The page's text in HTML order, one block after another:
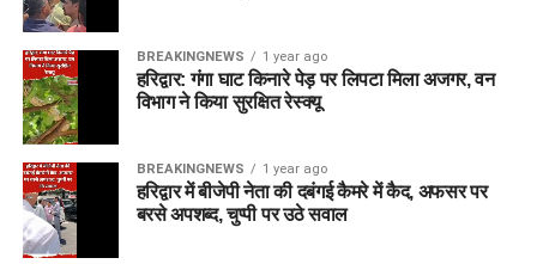
BREAKINGNEWS 1 year ago
हरिद्वार: गंगा घाट किनारे पेड़ पर लिपटा मिला अजगर, वन
विभाग ने किया सुरक्षित रेस्क्यू
BREAKINGNEWS 1 year ago
हरिद्वार में बीजेपी नेता की दबंगई कैमरे में कैद, अफसर पर
बरसे अपशब्द, चुप्पी पर उठे सवाल